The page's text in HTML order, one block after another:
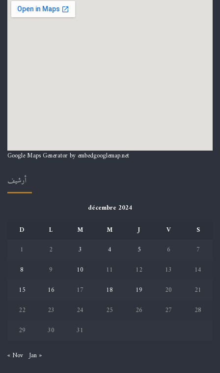
Google Maps Generator by embedgooglemap.net
أرشيف
décembre 2024
D
L M M J V
S
1
2 3 4 5 6
7
8
9 10 11 12 13
14
15
16 17 18 19 20
21
22
23 24 25 26 27
28
29
30 31
« Nov Jan »